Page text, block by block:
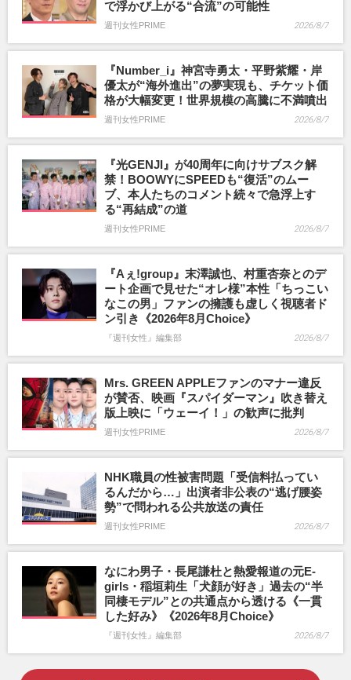
で浮かび上がる“合流”の可能性
週刊女性PRIME 2026/8/7
『Number_i』神宮寺勇太・平野紫耀・岸
優太が“海外進出”の夢実現も、チケット価
格が大幅変更！世界規模の高騰に不満噴出
週刊女性PRIME 2026/8/7
『光GENJI』が40周年に向けサブスク解
禁！BOOWYにSPEEDも“復活”のムー
ブ、本人たちのコメント続々で急浮上す
る“再結成”の道
週刊女性PRIME 2026/8/7
『Aぇ!group』末澤誠也、村重杏奈とのデ
ート企画で見せた“オレ様”本性「ちっこい
なこの男」ファンの擁護も虚しく視聴者ド
ン引き《2026年8月Choice》
『週刊女性』編集部 2026/8/7
Mrs. GREEN APPLEファンのマナー違反
が賛否、映画『スパイダーマン』吹き替え
版上映に「ウェーイ！」の歓声に批判
週刊女性PRIME 2026/8/7
NHK職員の性被害問題「受信料払ってい
るんだから…」出演者非公表の“逃げ腰姿
勢”で問われる公共放送の責任
週刊女性PRIME 2026/8/7
なにわ男子・長尾謙杜と熱愛報道の元E-
girls・稲垣莉生「犬顔が好き」過去の“半
同棲モデル”との共通点から透ける《一貫
した好み》《2026年8月Choice》
『週刊女性』編集部 2026/8/7